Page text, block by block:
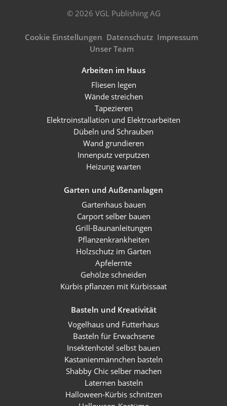
© 2026 VGL Publishing AG
Cookie Einstellungen Datenschutz Impressum
Unser Team
Arbeiten im Haus
Fliesen legen
Wände streichen
Tapezieren
Elektroinstallation und Elektroarbeiten
Dübeln und Schrauben
Wand grundieren
Innenputz verputzen
Heizung warten
Garten und Außenanlagen
Gartenhaus bauen
Carport selber bauen
Grill-Baunanleitungen
Pflanzenkrankheiten
Holzschutz im Garten
Apfelernte
Gehölze schneiden
Kürbis pflanzen mit Kürbissaat
Basteln und Kreativität
Vogelhaus und Futterhaus
Basteln für Erwachsene
Insektenhotel selbst bauen
Kastanienmännchen basteln
Shabby Chic selber machen
Laternen basteln
Halloween-Kürbis schnitzen